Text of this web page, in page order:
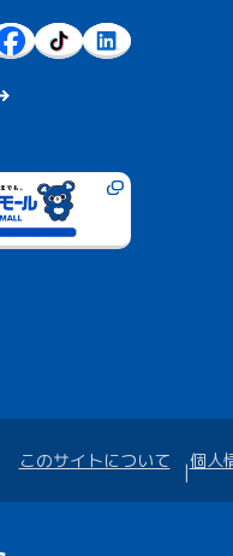
このサイトについて 個人